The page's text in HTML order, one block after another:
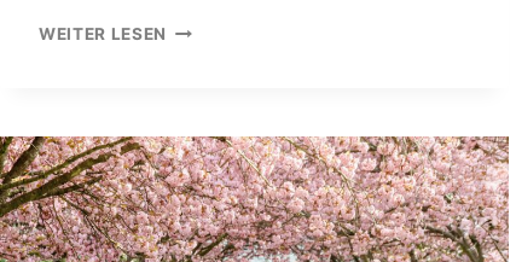
WEITER LESEN KIRSCHBLÜTEN
NATÜRLICHE
FAMILIEN-
&
PAARFOTOS
IM